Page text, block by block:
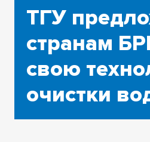
ТГУ
странам
свою
очистки